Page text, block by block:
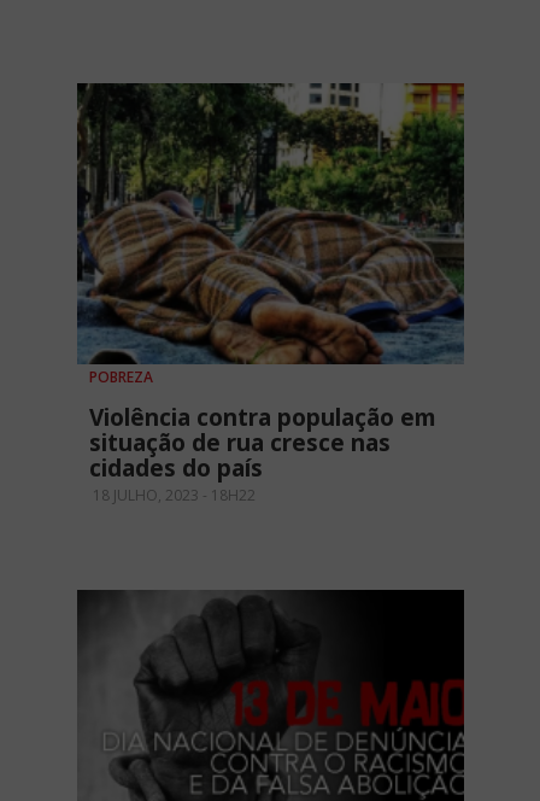
POBREZA
Violência contra população em
situação de rua cresce nas
cidades do país
18 JULHO, 2023 - 18H22